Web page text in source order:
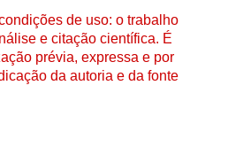
de uso: o trabalho
e citação científica. É
prévia, expressa e por
da autoria e da fonte